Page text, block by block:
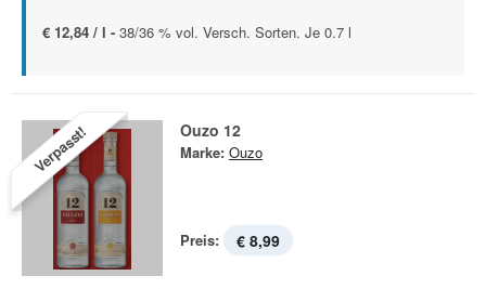
€ 12,84 / l - 38/36 % vol. Versch. Sorten. Je 0.7 l
Verpasst! Ouzo 12
Marke: Ouzo
Preis: € 8,99